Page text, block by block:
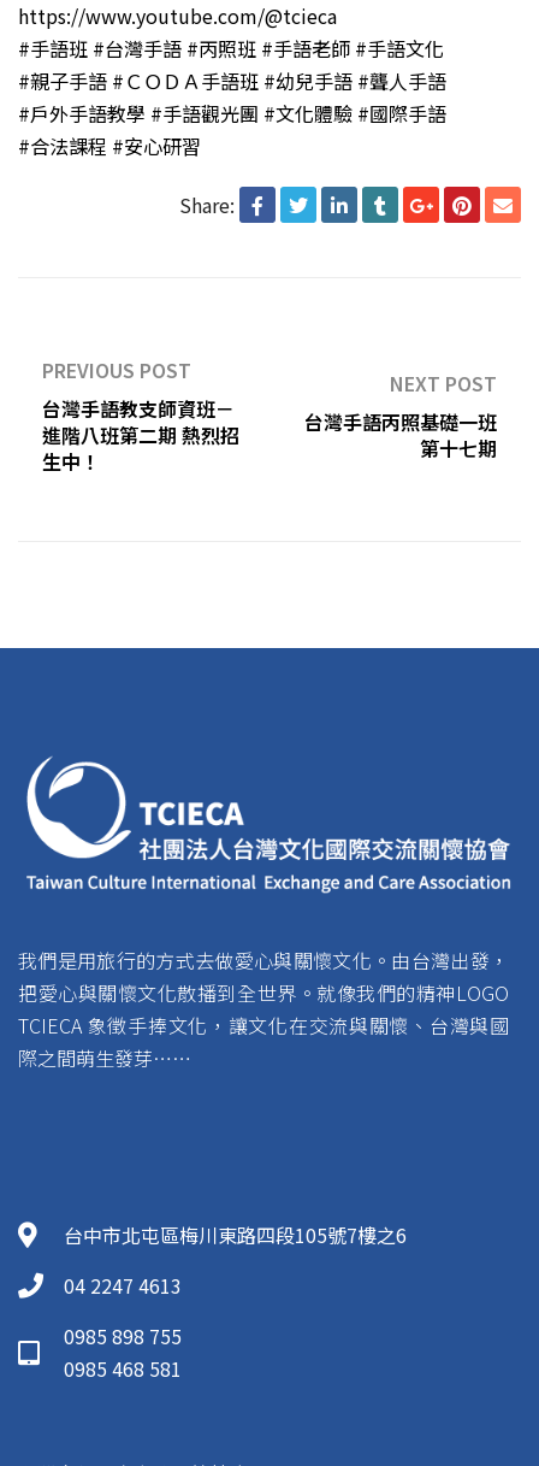
https://www.youtube.com/@tcieca
#手語班 #台灣手語 #丙照班 #手語老師 #手語文化
#親子手語 #ＣＯＤＡ手語班 #幼兒手語 #聾人手語
#戶外手語教學 #手語觀光團 #文化體驗 #國際手語
#合法課程 #安心研習
Share:
PREVIOUS POST
台灣手語教支師資班－
進階八班第二期 熱烈招
生中！
NEXT POST
台灣手語丙照基礎一班
第十七期
我們是用旅行的方式去做愛心與關懷文化。由台灣出發，
把愛心與關懷文化散播到全世界。就像我們的精神LOGO
TCIECA 象徵手捧文化，讓文化在交流與關懷、台灣與國
際之間萌生發芽……
台中市北屯區梅川東路四段105號7樓之6
04 2247 4613
0985 898 755
0985 468 581